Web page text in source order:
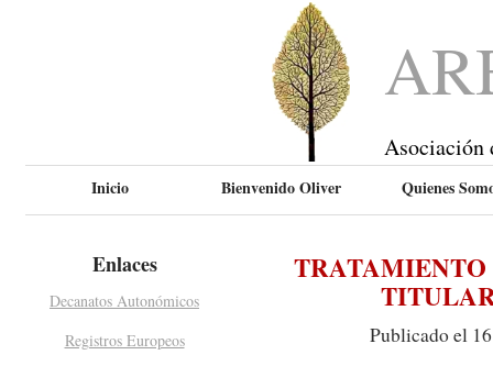
Asociación
Inicio Bienvenido Oliver Quienes
Enlaces
Decanatos Autonómicos
Registros Europeos
Publicado el